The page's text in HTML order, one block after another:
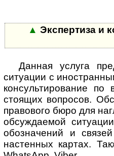
▲ Экспертиза и
Данная услуга
ситуации с
консультирование
стоящих вопросов.
правового бюро для
обсуждаемой
обозначений и
настенных картах.